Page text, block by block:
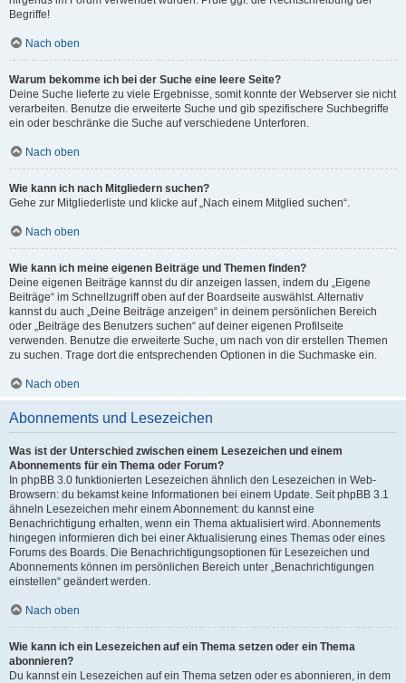
Begriffe!
Nach oben
Warum bekomme ich bei der Suche eine leere Seite?
Deine Suche lieferte zu viele Ergebnisse, somit konnte der Webserver sie nicht
verarbeiten. Benutze die erweiterte Suche und gib spezifischere Suchbegriffe
ein oder beschränke die Suche auf verschiedene Unterforen.
Nach oben
Wie kann ich nach Mitgliedern suchen?
Gehe zur Mitgliederliste und klicke auf „Nach einem Mitglied suchen“.
Nach oben
Wie kann ich meine eigenen Beiträge und Themen finden?
Deine eigenen Beiträge kannst du dir anzeigen lassen, indem du „Eigene
Beiträge“ im Schnellzugriff oben auf der Boardseite auswählst. Alternativ
kannst du auch „Deine Beiträge anzeigen“ in deinem persönlichen Bereich
oder „Beiträge des Benutzers suchen“ auf deiner eigenen Profilseite
verwenden. Benutze die erweiterte Suche, um nach von dir erstellen Themen
zu suchen. Trage dort die entsprechenden Optionen in die Suchmaske ein.
Nach oben
Abonnements und Lesezeichen
Was ist der Unterschied zwischen einem Lesezeichen und einem
Abonnements für ein Thema oder Forum?
In phpBB 3.0 funktionierten Lesezeichen ähnlich den Lesezeichen in Web-
Browsern: du bekamst keine Informationen bei einem Update. Seit phpBB 3.1
ähneln Lesezeichen mehr einem Abonnement: du kannst eine
Benachrichtigung erhalten, wenn ein Thema aktualisiert wird. Abonnements
hingegen informieren dich bei einer Aktualisierung eines Themas oder eines
Forums des Boards. Die Benachrichtigungsoptionen für Lesezeichen und
Abonnements können im persönlichen Bereich unter „Benachrichtigungen
einstellen“ geändert werden.
Nach oben
Wie kann ich ein Lesezeichen auf ein Thema setzen oder ein Thema
abonnieren?
Du kannst ein Lesezeichen auf ein Thema setzen oder es abonnieren, in dem